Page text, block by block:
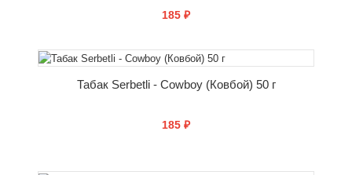
185 ₽
КУПИТЬ
Табак Serbetli - Cowboy (Ковбой) 50 г
185 ₽
КУПИТЬ